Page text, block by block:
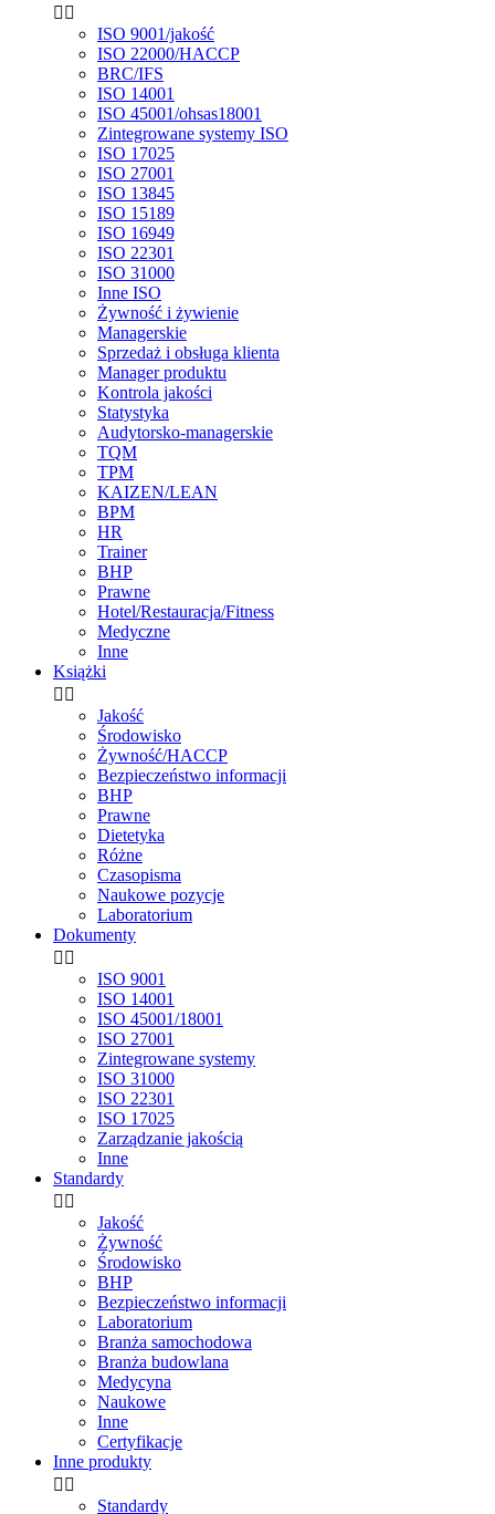
 
ISO 9001/jakość
ISO 22000/HACCP
BRC/IFS
ISO 14001
ISO 45001/ohsas18001
Zintegrowane systemy ISO
ISO 17025
ISO 27001
ISO 13845
ISO 15189
ISO 16949
ISO 22301
ISO 31000
Inne ISO
Żywność i żywienie
Managerskie
Sprzedaż i obsługa klienta
Manager produktu
Kontrola jakości
Statystyka
Audytorsko-managerskie
TQM
TPM
KAIZEN/LEAN
BPM
HR
Trainer
BHP
Prawne
Hotel/Restauracja/Fitness
Medyczne
Inne
Książki
 
Jakość
Środowisko
Żywność/HACCP
Bezpieczeństwo informacji
BHP
Prawne
Dietetyka
Różne
Czasopisma
Naukowe pozycje
Laboratorium
Dokumenty
 
ISO 9001
ISO 14001
ISO 45001/18001
ISO 27001
Zintegrowane systemy
ISO 31000
ISO 22301
ISO 17025
Zarządzanie jakością
Inne
Standardy
 
Jakość
Żywność
Środowisko
BHP
Bezpieczeństwo informacji
Laboratorium
Branża samochodowa
Branża budowlana
Medycyna
Naukowe
Inne
Certyfikacje
Inne produkty
 
Standardy